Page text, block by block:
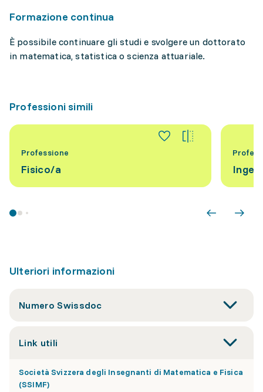
Formazione continua
È possibile continuare gli studi e svolgere un dottorato
in matematica, statistica o scienza attuariale.
Professioni simili
Professione
Fisico/a
Ulteriori informazioni
Numero Swissdoc
Link utili
Società Svizzera degli Insegnanti di Matematica e Fisica
(SSIMF)